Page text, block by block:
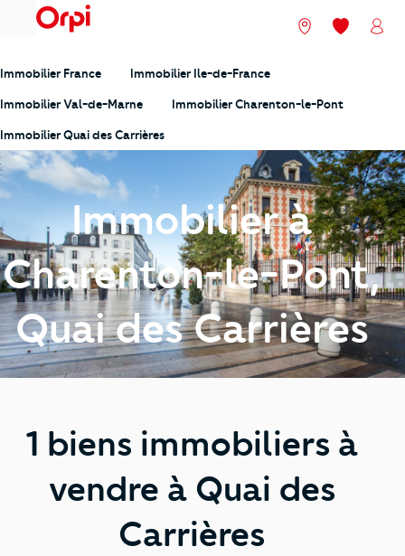
menu Nos agences
Mes
Immobilier France Immobilier Ile-de-France
Immobilier Val-de-Marne Immobilier Charenton-le-Pont
Immobilier Quai des Carrières
Immobilier à
Charenton-le-Pont,
Quai des Carrières
1 biens immobiliers à
vendre à Quai des
Carrières